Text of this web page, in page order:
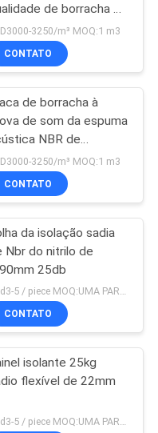
à
31
da
28
de borracha de
NBR3250/m³ MOQ:1 m3
CONTATO
de borracha à
de som da espuma
NBR de
térmica do alto
3250/m³ MOQ:1 m3
CONTATO
da isolação sadia
Nbr do nitrilo de
25db
Usd3-5 / piece MOQ:UMA PARTE
CONTATO
isolante 25kg
flexível de 22mm
Usd3-5 / piece MOQ:UMA PARTE